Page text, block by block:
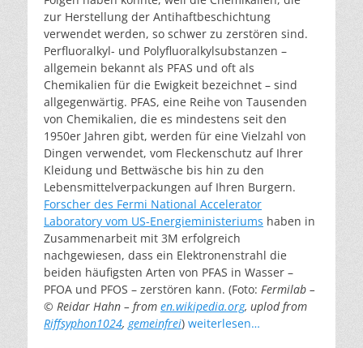
zur Herstellung der Antihaftbeschichtung
verwendet werden, so schwer zu zerstören sind.
Perfluoralkyl- und Polyfluoralkylsubstanzen –
allgemein bekannt als PFAS und oft als
Chemikalien für die Ewigkeit bezeichnet – sind
allgegenwärtig. PFAS, eine Reihe von Tausenden
von Chemikalien, die es mindestens seit den
1950er Jahren gibt, werden für eine Vielzahl von
Dingen verwendet, vom Fleckenschutz auf Ihrer
Kleidung und Bettwäsche bis hin zu den
Lebensmittelverpackungen auf Ihren Burgern.
Forscher des Fermi National Accelerator
Laboratory vom US-Energieministeriums haben in
Zusammenarbeit mit 3M erfolgreich
nachgewiesen, dass ein Elektronenstrahl die
beiden häufigsten Arten von PFAS in Wasser –
PFOA und PFOS – zerstören kann. (Foto: Fermilab –
© Reidar Hahn – from en.wikipedia.org, uplod from
Riffsyphon1024, gemeinfrei) weiterlesen…